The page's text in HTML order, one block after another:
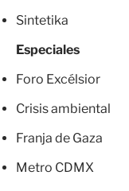
Sintetika
Especiales
Foro Excélsior
Crisis ambiental
Franja de Gaza
Metro CDMX